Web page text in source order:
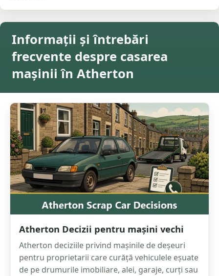
Informații și întrebări
frecvente despre casarea
mașinii în Atherton
Atherton Decizii pentru mașini vechi
Atherton deciziile privind mașinile de deșeuri
pentru proprietarii care curăță vehiculele eșuate
de pe drumurile imobiliare, alei, garaje, curți sau